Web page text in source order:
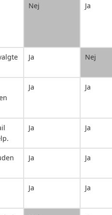
Nej Ja
Ja Nej
Ja Ja
Ja Ja
Ja Ja
Ja Ja